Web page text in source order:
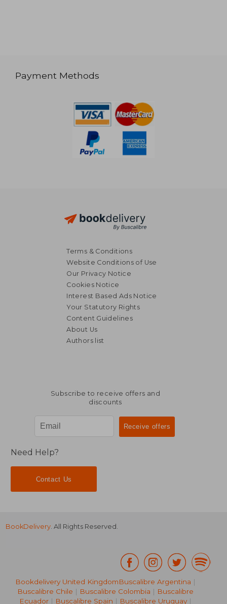
Payment Methods
Terms & Conditions
Website Conditions of Use
Our Privacy Notice
Cookies Notice
Interest Based Ads Notice
Your Statutory Rights
Content Guidelines
About Us
Authors list
Subscribe to receive offers and
discounts
Need Help?
Contact Us
BookDelivery. All Rights Reserved.
Bookdelivery United KingdomBuscalibre Argentina |
Buscalibre Chile | Buscalibre Colombia | Buscalibre
Ecuador | Buscalibre Spain | Buscalibre Uruguay |